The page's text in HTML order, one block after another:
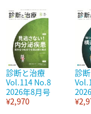
診断と治療
Vol.114 No.8
2026年8月号
¥2,970
診